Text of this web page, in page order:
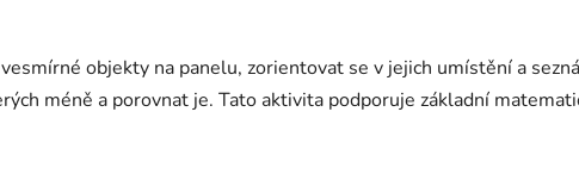
objekty na panelu, zorientovat se v jejich umístění a
méně a porovnat je. Tato aktivita podporuje základní